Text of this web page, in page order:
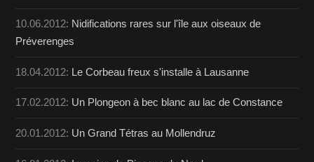
10.06.2012: Nidifications rares sur l'île aux oiseaux de
Préverenges
18.04.2012: Le Corbeau freux s'installe à Lausanne
17.02.2012: Un Plongeon à bec blanc au lac de Constance
20.01.2012: Un Grand Tétras au Mollendruz